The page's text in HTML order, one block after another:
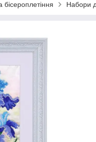
бісероплетіння Набори